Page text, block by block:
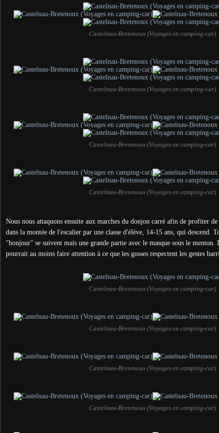
Castelnau-Bretenoux (Voyages en camping-car)
Castelnau-Bretenoux (Voyages en camping-car)
Castelnau-Bretenoux (Voyages en camping-car)
Castelnau-Bretenoux (Voyages en camping-car)
Nous nous attaquons ensuite aux marches du donjon carré afin de profiter
dans la montée de l'escalier par une classe d'élève, 14-15 ans, qui descend.
"bonjour" se suivent mais une grande partie avec le masque sous le
pourrait au moins faire attention à ce que les gosses respectent les gestes
Castelnau-Bretenoux (Voyages en camping-car)
Castelnau-Bretenoux (Voyages en camping-car)
Castelnau-Bretenoux (Voyages en camping-car)
Castelnau-Bretenoux (Voyages en camping-car)